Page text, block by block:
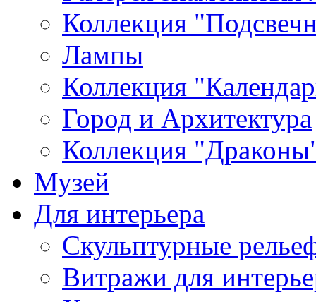
Коллекция
Лампы
Коллекция
Город и Архитектура
Коллекция
Музей
Для интерьера
Скульптурные
Витражи для